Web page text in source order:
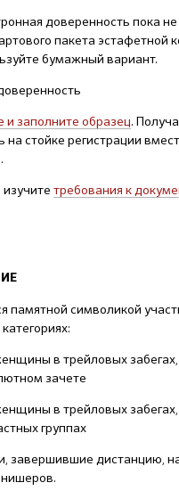
доверенность пока
пакета эстафетной
бумажный вариант.
и заполните образец.
на стойке регистрации
требования к
памятной символикой
в трейловых забегах,
зачете
в трейловых забегах,
группах
завершившие дистанцию,